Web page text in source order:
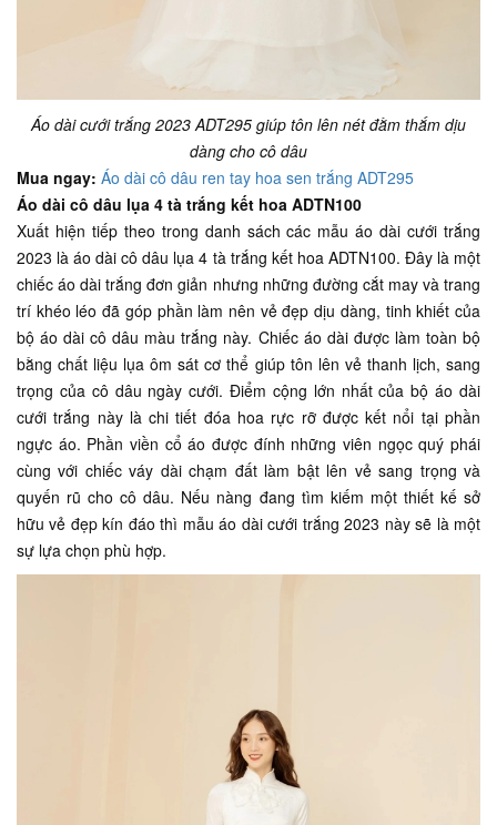
Áo dài cưới trắng 2023 ADT295 giúp tôn lên nét đằm thắm dịu
dàng cho cô dâu
Mua ngay: Áo dài cô dâu ren tay hoa sen trắng ADT295
Áo dài cô dâu lụa 4 tà trắng kết hoa ADTN100
Xuất hiện tiếp theo trong danh sách các mẫu áo dài cưới trắng
2023 là áo dài cô dâu lụa 4 tà trắng kết hoa ADTN100. Đây là một
chiếc áo dài trắng đơn giản nhưng những đường cắt may và trang
trí khéo léo đã góp phần làm nên vẻ đẹp dịu dàng, tinh khiết của
bộ áo dài cô dâu màu trắng này. Chiếc áo dài được làm toàn bộ
bằng chất liệu lụa ôm sát cơ thể giúp tôn lên vẻ thanh lịch, sang
trọng của cô dâu ngày cưới. Điểm cộng lớn nhất của bộ áo dài
cưới trắng này là chi tiết đóa hoa rực rỡ được kết nổi tại phần
ngực áo. Phần viền cổ áo được đính những viên ngọc quý phái
cùng với chiếc váy dài chạm đất làm bật lên vẻ sang trọng và
quyến rũ cho cô dâu. Nếu nàng đang tìm kiếm một thiết kế sở
hữu vẻ đẹp kín đáo thì mẫu áo dài cưới trắng 2023 này sẽ là một
sự lựa chọn phù hợp.